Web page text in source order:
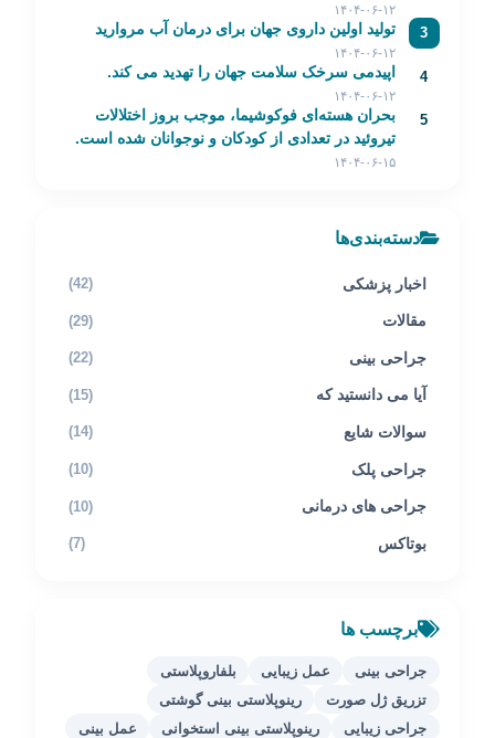
۱۴۰۴-۰۶-۱۲
3 تولید اولین داروی جهان برای درمان آب مروارید
۱۴۰۴-۰۶-۱۲
4 اپیدمی سرخک سلامت جهان را تهدید می کند.
۱۴۰۴-۰۶-۱۲
5
بحران هسته‌ای فوکوشیما، موجب بروز اختلالات
تیروئید در تعدادی از کودکان و نوجوانان شده است.
۱۴۰۴-۰۶-۱۵
دسته‌بندی‌ها
اخبار پزشکی (42)
مقالات (29)
جراحی بینی (22)
آیا می دانستید که (15)
سوالات شایع (14)
جراحی پلک (10)
جراحی های درمانی (10)
بوتاکس (7)
برچسب ها
جراحی بینی عمل زیبایی
بلفاروپلاستی
تزریق ژل صورت
رینوپلاستی بینی گوشتی
جراحی زیبایی
رینوپلاستی بینی استخوانی
عمل بینی